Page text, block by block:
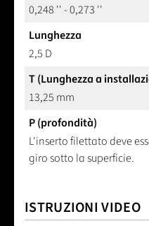
0,248 '' - 0,273 ''
Lunghezza
2,5 D
T (Lunghezza a
13,25 mm
P (profondità)
L'inserto filettato deve
giro sotto la superficie.
ISTRUZIONI VIDEO